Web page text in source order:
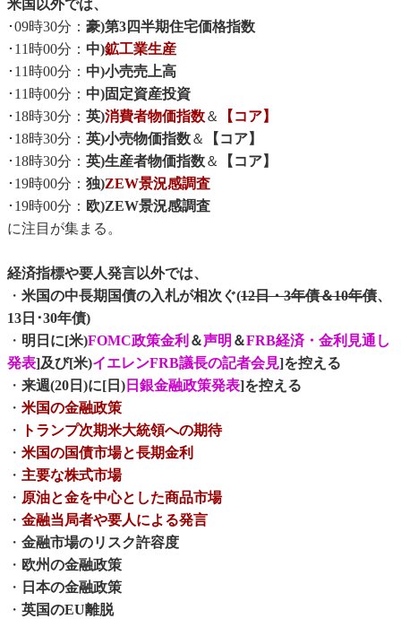
米国以外では、
･09時30分： 豪)第3四半期住宅価格指数
･11時00分： 中)鉱工業生産
･11時00分： 中)小売売上高
･11時00分： 中)固定資産投資
･18時30分： 英)消費者物価指数＆
【コア】
･18時30分： 英)小売物価指数＆
【コア】
･18時30分： 英)生産者物価指数＆
【コア】
･19時00分： 独)ZEW景況感調査
･19時00分： 欧)ZEW景況感調査
に注目が集まる。
経済指標や要人発言以外では、
・ 米国の中長期国債の入札が相次ぐ(12日・3年債＆10年債、
13日･30年債)
・ 明日に[米)FOMC政策金利 ＆声明 ＆FRB経済・金利見通し
発表]及び[米)イエレンFRB議長の記者会見]を控える
・ 来週(20日)に[日) 日銀金融政策発表]を控える
・ 米国の金融政策
・
トランプ次期米大統領への期待
・ 米国の国債市場と長期金利
・ 主要な株式市場
・ 原油と金を中心とした商品市場
・ 金融当局者や要人による発言
・ 金融市場のリスク許容度
・ 欧州の金融政策
・ 日本の金融政策
・ 英国のEU離脱